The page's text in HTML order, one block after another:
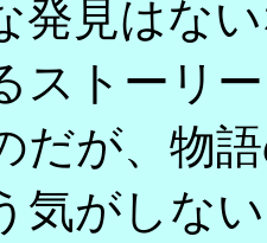
発見はな
ストーリ
だが、物
気がしな